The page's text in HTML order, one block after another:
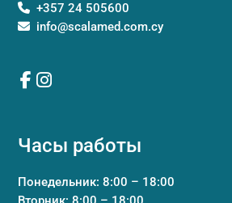
+357 24 505600
info@scalamed.com.cy
Часы работы
Понедельник: 8:00 – 18:00